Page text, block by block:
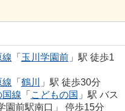
線 「 玉川学園前」駅 徒歩1
線 「 鶴川
」駅 徒歩30分
国線 「 こどもの国 」駅 バス
園前駅南口」 停歩15分